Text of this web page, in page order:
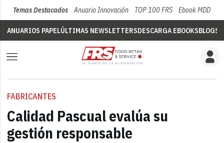
Temas Destacados Anuario Innovación TOP 100 FRS Ebook MDD
ANUARIOS PAPELÚLTIMAS NEWSLETTERSDESCARGA EBOOKSBLOGS
FABRICANTES
Calidad Pascual evalúa su
gestión responsable